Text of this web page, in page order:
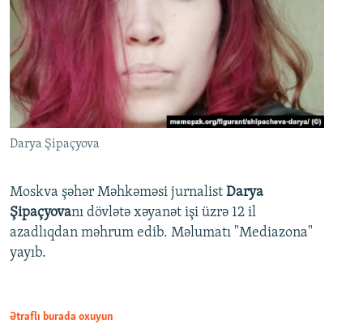
Darya Şipaçyova
Moskva şəhər Məhkəməsi jurnalist Darya
Şipaçyovanı dövlətə xəyanət işi üzrə 12 il
azadlıqdan məhrum edib. Məlumatı "Mediazona"
yayıb.
Ətraflı burada oxuyun